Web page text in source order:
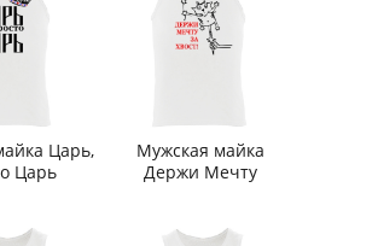
Царь,
Царь
Мужская майка
Держи Мечту